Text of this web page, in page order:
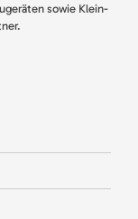
sowie Klein-